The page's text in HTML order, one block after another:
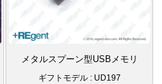
メタルスプーン型USBメモリ
ギフトモデル : UD197